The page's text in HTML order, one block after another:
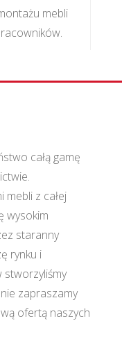
mebli
całą gamę
mebli z całej
wysokim
staranny
rynku i
stworzyliśmy
zapraszamy
ofertą naszych